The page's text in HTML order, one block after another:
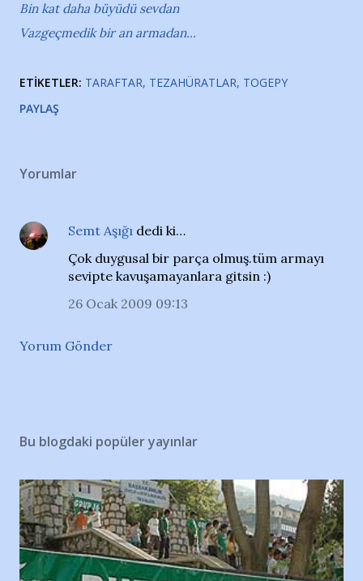
Bin kat daha büyüdü sevdan
Vazgeçmedik bir an armadan...
ETIKETLER: TARAFTAR TEZAHÜRATLAR TOGEPY
PAYLAŞ
Yorumlar
Semt Aşığı dedi ki…
Çok duygusal bir parça olmuş.tüm armayı
sevipte kavuşamayanlara gitsin :)
26 Ocak 2009 09:13
Yorum Gönder
Bu blogdaki popüler yayınlar